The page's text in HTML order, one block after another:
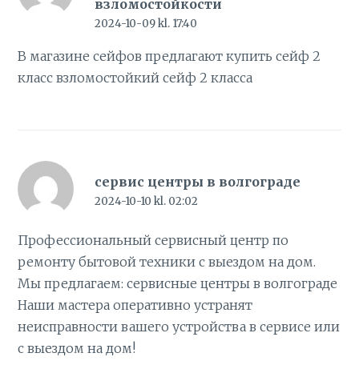
взломостойкости
2024-10-09 kl. 17:40
В магазине сейфов предлагают купить сейф 2
классвзломостойкий сейф 2 класса
сервис центры в волгограде
2024-10-10 kl. 02:02
Профессиональный сервисный центр по
ремонту бытовой техники с выездом на дом.
Мы предлагаем:сервисные центры в волгограде
Наши мастера оперативно устранят
неисправности вашего устройства в сервисе или
с выездом на дом!